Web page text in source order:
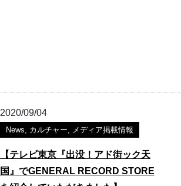
2020/09/04
News, カルチャー, メディア掲載情報
【テレビ東京『出没！アド街ック天
国』でGENERAL RECORD STORE